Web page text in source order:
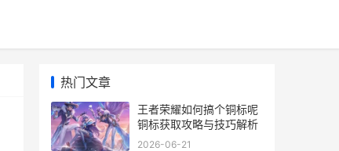
热门文章
王者荣耀如何搞个铜标呢
铜标获取攻略与技巧解析
2026-06-21